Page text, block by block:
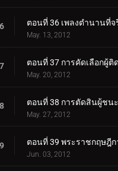
ตอนที่ 36 เพลงตำนานที่จ
May. 13, 2012
May. 20, 2012
ตอนที่ 38 การตัดสินผู้ชนะ
May. 27, 2012
Jun. 03, 2012